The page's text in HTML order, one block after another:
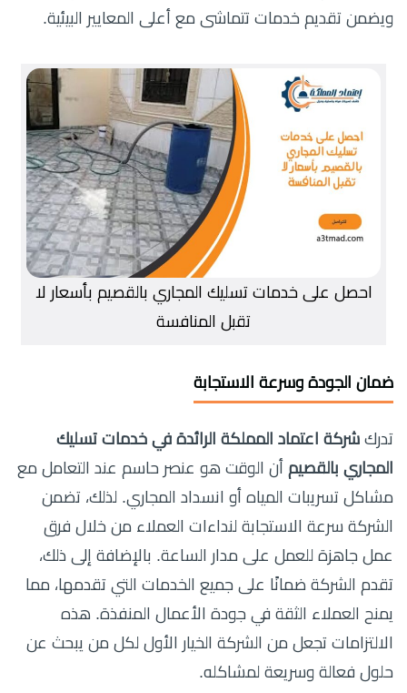
ويضمن تقديم خدمات تتماشى مع أعلى المعايير البيئية.
احصل على خدمات تسليك المجاري بالقصيم بأسعار لا
تقبل المنافسة
ضمان الجودة وسرعة الاستجابة
تدرك شركة اعتماد المملكة الرائدة في خدمات تسليك
المجاري بالقصيم أن الوقت هو عنصر حاسم عند التعامل مع
مشاكل تسريبات المياه أو انسداد المجاري. لذلك، تضمن
الشركة سرعة الاستجابة لنداءات العملاء من خلال فرق
عمل جاهزة للعمل على مدار الساعة. بالإضافة إلى ذلك،
تقدم الشركة ضمانًا على جميع الخدمات التي تقدمها، مما
يمنح العملاء الثقة في جودة الأعمال المنفذة. هذه
الالتزامات تجعل من الشركة الخيار الأول لكل من يبحث عن
حلول فعالة وسريعة لمشاكله.